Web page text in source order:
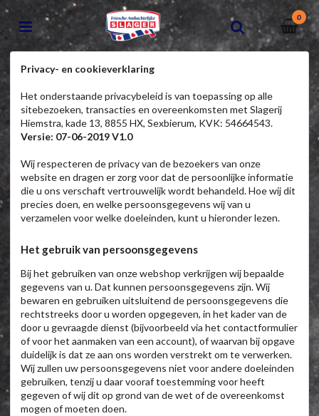
0
Privacy- en cookieverklaring
Het onderstaande privacybeleid is van toepassing op alle
sitebezoeken, transacties en overeenkomsten met Slagerij
Hiemstra, kade 13, 8855 HX, Sexbierum, KVK: 54664543.
Versie: 07-06-2019 V1.0
Wij respecteren de privacy van de bezoekers van onze
website en dragen er zorg voor dat de persoonlijke informatie
die u ons verschaft vertrouwelijk wordt behandeld. Hoe wij dit
precies doen, en welke persoonsgegevens wij van u
verzamelen voor welke doeleinden, kunt u hieronder lezen.
Het gebruik van persoonsgegevens
Bij het gebruiken van onze webshop verkrijgen wij bepaalde
gegevens van u. Dat kunnen persoonsgegevens zijn. Wij
bewaren en gebruiken uitsluitend de persoonsgegevens die
rechtstreeks door u worden opgegeven, in het kader van de
door u gevraagde dienst (bijvoorbeeld via het contactformulier
of voor het aanmaken van een account), of waarvan bij opgave
duidelijk is dat ze aan ons worden verstrekt om te verwerken.
Wij zullen uw persoonsgegevens niet voor andere doeleinden
gebruiken, tenzij u daar vooraf toestemming voor heeft
gegeven of wij dit op grond van de wet of de overeenkomst
mogen of moeten doen.